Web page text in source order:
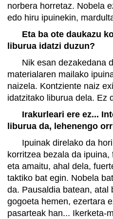
norbera horretaz. Nobela
edo hiru ipuinekin,
Eta ba ote daukazu
liburua idatzi duzun?
Nik esan dezakedana
materialaren mailako
naizela. Kontziente naiz
idatzitako liburua dela. Ez
Irakurleari ere ez...
liburua da, lehenengo
Ipuinak direlako da
korritzea bezala da
eta amaitu, ahal dela,
taktiko bat egin. Nobela
da. Pausaldia batean, atal
gogoeta hemen, ezertara
pasarteak han... Ikerketa-